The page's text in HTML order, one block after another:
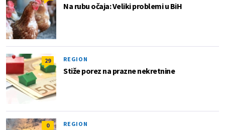
Na rubu očaja: Veliki problemi u BiH
29 REGION
Stiže porez na prazne nekretnine
0 REGION